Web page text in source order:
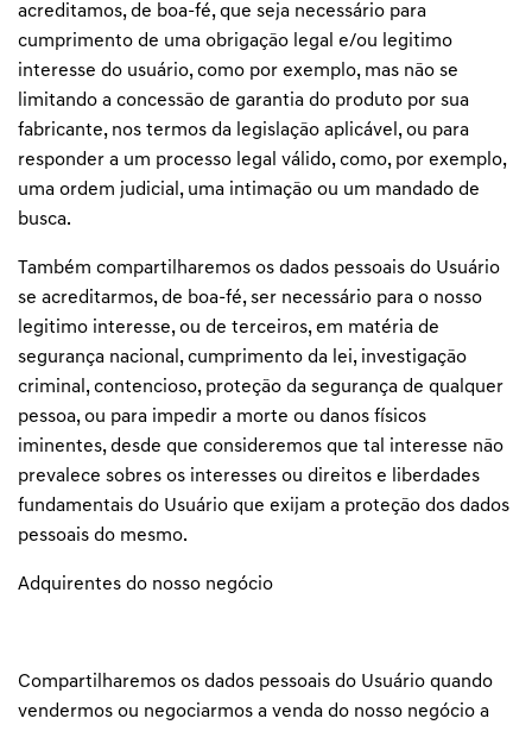
acreditamos, de boa-fé, que seja necessário para
cumprimento de uma obrigação legal e/ou legitimo
interesse do usuário, como por exemplo, mas não se
limitando a concessão de garantia do produto por sua
fabricante, nos termos da legislação aplicável, ou para
responder a um processo legal válido, como, por exemplo,
uma ordem judicial, uma intimação ou um mandado de
busca.
Também compartilharemos os dados pessoais do Usuário
se acreditarmos, de boa-fé, ser necessário para o nosso
legitimo interesse, ou de terceiros, em matéria de
segurança nacional, cumprimento da lei, investigação
criminal, contencioso, proteção da segurança de qualquer
pessoa, ou para impedir a morte ou danos físicos
iminentes, desde que consideremos que tal interesse não
prevalece sobres os interesses ou direitos e liberdades
fundamentais do Usuário que exijam a proteção dos dados
pessoais do mesmo.
Adquirentes do nosso negócio
Compartilharemos os dados pessoais do Usuário quando
vendermos ou negociarmos a venda do nosso negócio a